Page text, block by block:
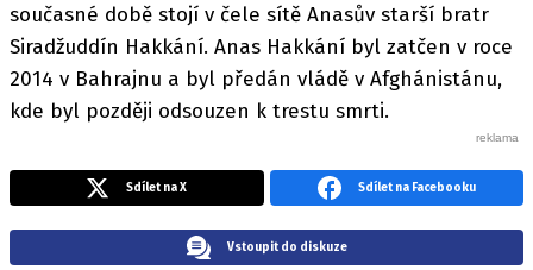
současné době stojí v čele sítě Anasův starší bratr
Siradžuddín Hakkání. Anas Hakkání byl zatčen v roce
2014 v Bahrajnu a byl předán vládě v Afghánistánu,
kde byl později odsouzen k trestu smrti.
Sdílet na X Sdílet na Facebooku
Vstoupit do diskuze